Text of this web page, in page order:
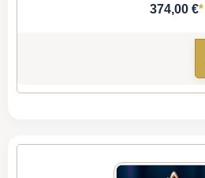
374,00 €*